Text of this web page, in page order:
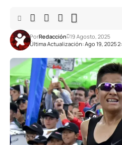
Última Actualización: Ago 19, 2025
PorRedacción 19 Agosto, 2025